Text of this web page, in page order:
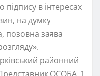
в інтересах
на думку
позовна заява
районний
ОСОБА_1